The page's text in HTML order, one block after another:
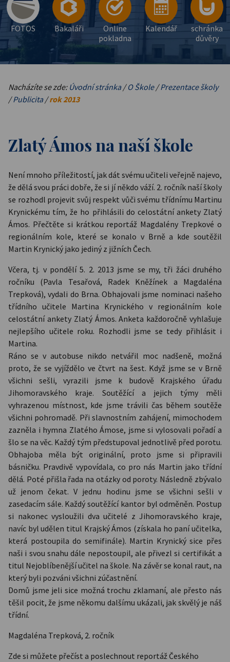
FOTOS Bakaláři
Online
pokladna
Kalendář
schránka
důvěry
Nacházíte se zde: Úvodní stránka/O Škole/Prezentace školy
/Publicita/rok 2013
Zlatý Ámos na naší škole
Není mnoho příležitostí, jak dát svému učiteli veřejně najevo,
že dělá svou práci dobře, že si jí někdo váží. 2. ročník naší školy
se rozhodl projevit svůj respekt vůči svému třídnímu Martinu
Krynickému tím, že ho přihlásili do celostátní ankety Zlatý
Ámos. Přečtěte si krátkou reportáž Magdalény Trepkové o
regionálním kole, které se konalo v Brně a kde soutěžil
Martin Krynický jako jediný z jižních Čech.
Včera, tj. v pondělí 5. 2. 2013 jsme se my, tři žáci druhého
ročníku (Pavla Tesařová, Radek Kněžínek a Magdaléna
Trepková), vydali do Brna. Obhajovali jsme nominaci našeho
třídního učitele Martina Krynického v regionálním kole
celostátní ankety Zlatý Ámos. Anketa každoročně vyhlašuje
nejlepšího učitele roku. Rozhodli jsme se tedy přihlásit i
Martina.
Ráno se v autobuse nikdo netvářil moc nadšeně, možná
proto, že se vyjíždělo ve čtvrt na šest. Když jsme se v Brně
všichni sešli, vyrazili jsme k budově Krajského úřadu
Jihomoravského kraje. Soutěžící a jejich týmy měli
vyhrazenou místnost, kde jsme trávili čas během soutěže
všichni pohromadě. Při slavnostním zahájení, mimochodem
zazněla i hymna Zlatého Ámose, jsme si vylosovali pořadí a
šlo se na věc. Každý tým předstupoval jednotlivě před porotu.
Obhajoba měla být originální, proto jsme si připravili
básničku. Pravdivě vypovídala, co pro nás Martin jako třídní
dělá. Poté přišla řada na otázky od poroty. Následně zbývalo
už jenom čekat. V jednu hodinu jsme se všichni sešli v
zasedacím sále. Každý soutěžící kantor byl odměněn. Postup
si nakonec vysloužili dva učitelé z Jihomoravského kraje,
navíc byl udělen titul Krajský Ámos (získala ho paní učitelka,
která postoupila do semifinále). Martin Krynický sice přes
naši i svou snahu dále nepostoupil, ale přivezl si certifikát a
titul Nejoblíbenější učitel na škole. Na závěr se konal raut, na
který byli pozváni všichni zúčastnění.
Domů jsme jeli sice možná trochu zklamaní, ale přesto nás
těšil pocit, že jsme někomu dalšímu ukázali, jak skvělý je náš
třídní.
Magdaléna Trepková, 2. ročník
Zde si můžete přečíst a poslechnout reportáž Českého